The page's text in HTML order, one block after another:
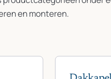
en monteren.